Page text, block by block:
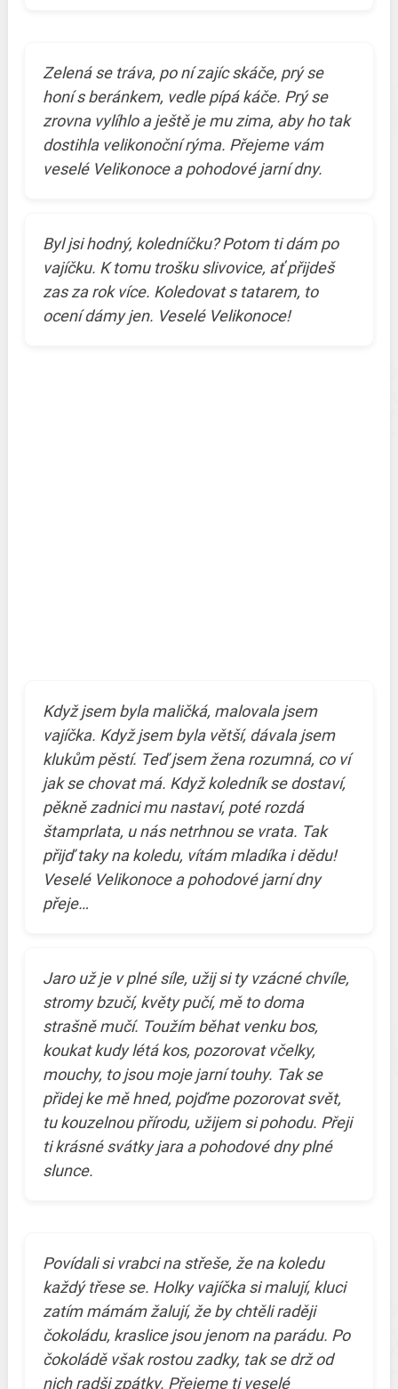
Zelená se tráva, po ní zajíc skáče, prý se
honí s beránkem, vedle pípá káče. Prý se
zrovna vylíhlo a ještě je mu zima, aby ho tak
dostihla velikonoční rýma. Přejeme vám
veselé Velikonoce a pohodové jarní dny.
Byl jsi hodný, koledníčku? Potom ti dám po
vajíčku. K tomu trošku slivovice, ať přijdeš
zas za rok více. Koledovat s tatarem, to
ocení dámy jen. Veselé Velikonoce!
Když jsem byla maličká, malovala jsem
vajíčka. Když jsem byla větší, dávala jsem
klukům pěstí. Teď jsem žena rozumná, co ví
jak se chovat má. Když koledník se dostaví,
pěkně zadnici mu nastaví, poté rozdá
štamprlata, u nás netrhnou se vrata. Tak
přijď taky na koledu, vítám mladíka i dědu!
Veselé Velikonoce a pohodové jarní dny
přeje…
Jaro už je v plné síle, užij si ty vzácné chvíle,
stromy bzučí, květy pučí, mě to doma
strašně mučí. Toužím běhat venku bos,
koukat kudy létá kos, pozorovat včelky,
mouchy, to jsou moje jarní touhy. Tak se
přidej ke mě hned, pojďme pozorovat svět,
tu kouzelnou přírodu, užijem si pohodu. Přeji
ti krásné svátky jara a pohodové dny plné
slunce.
Povídali si vrabci na střeše, že na koledu
každý třese se. Holky vajíčka si malují, kluci
zatím mámám žalují, že by chtěli raději
čokoládu, kraslice jsou jenom na parádu. Po
čokoládě však rostou zadky, tak se drž od
nich radši zpátky. Přejeme ti veselé